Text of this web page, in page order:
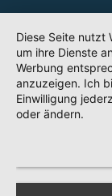
Diese Seite nutzt
um ihre Dienste
Werbung
anzuzeigen. Ich
Einwilligung
oder ändern.